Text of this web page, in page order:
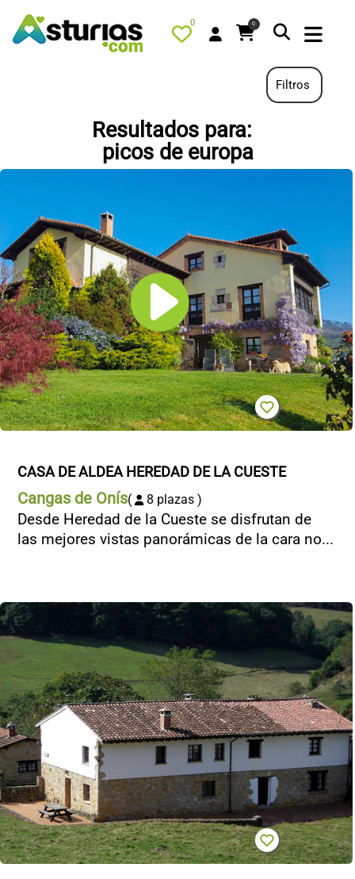
0 0
PORTADA
QUÉ HACER
RESTAURANTES
TURISMO ACTIVO
TIENDA
AGENDA
OFERTAS
CONTACTO
Filtros
Resultados para:
picos de europa
CASA DE ALDEA HEREDAD DE LA CUESTE
Cangas de Onís( 8 plazas )
Desde Heredad de la Cueste se disfrutan de
las mejores vistas panorámicas de la cara no...
I